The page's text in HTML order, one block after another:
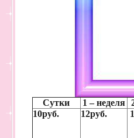
Сутки 1 – неделя
10руб.
12руб.